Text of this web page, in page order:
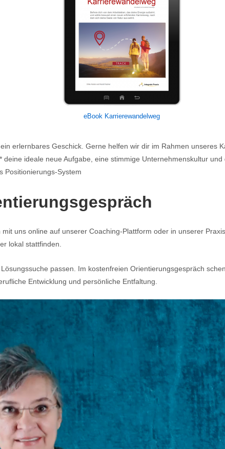
eBook Karrierewandelweg
erlernbares Geschick. Gerne helfen wir dir im Rahmen unseres
* deine ideale neue Aufgabe, eine stimmige Unternehmenskultur
Positionierungs-System
uns online auf unserer Coaching-Plattform oder in unserer
lokal stattfinden.
passen. Im kostenfreien Orientierungsgespräch
Entwicklung und persönliche Entfaltung.